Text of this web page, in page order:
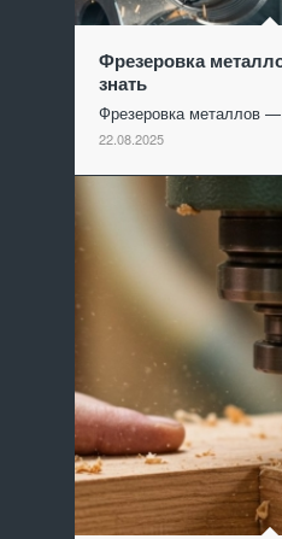
Фрезеровка
знать
Фрезеровка металлов
22.08.2025